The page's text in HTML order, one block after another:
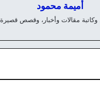
أميمة محمود
مقالات وأخبار، وقصص قصيرة